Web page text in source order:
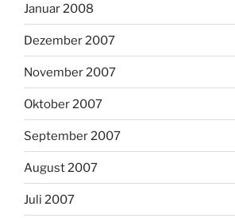
Januar 2008
Dezember 2007
November 2007
Oktober 2007
September 2007
August 2007
Juli 2007